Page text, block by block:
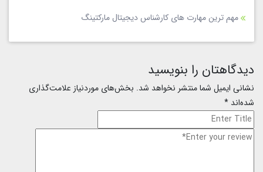
مهم ترین مهارت های کارشناس دیجیتال مارکتینگ
دیدگاهتان را بنویسید
نشانی ایمیل شما منتشر نخواهد شد. بخش‌های موردنیاز علامت‌گذاری
شده‌اند *